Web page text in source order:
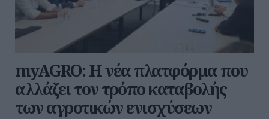
myAGRO: Η νέα πλατφόρμα που
αλλάζει τον τρόπο καταβολής
των αγροτικών ενισχύσεων